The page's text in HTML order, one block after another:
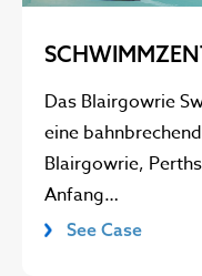
Das Blairgowrie
eine
Blairgowrie,
Anfang…
See Case